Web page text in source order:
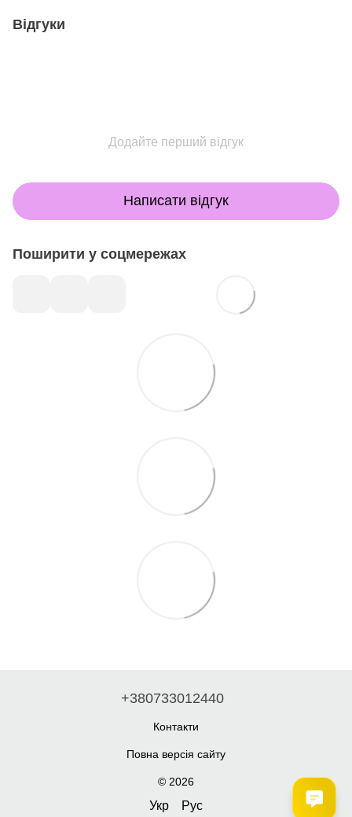
Відгуки
Додайте перший відгук
Написати відгук
Поширити у соцмережах
+380733012440
Контакти
Повна версія сайту
© 2026
Укр Рус